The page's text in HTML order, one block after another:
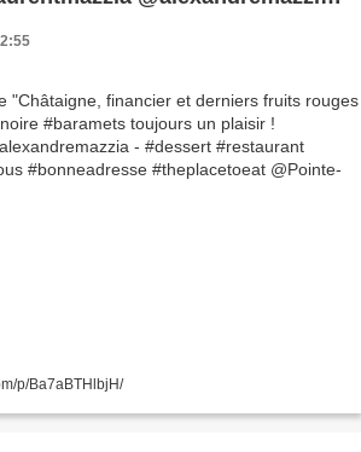
#aixenprovence
#theplacetoeat
p/Ba7aBTHlbjH/